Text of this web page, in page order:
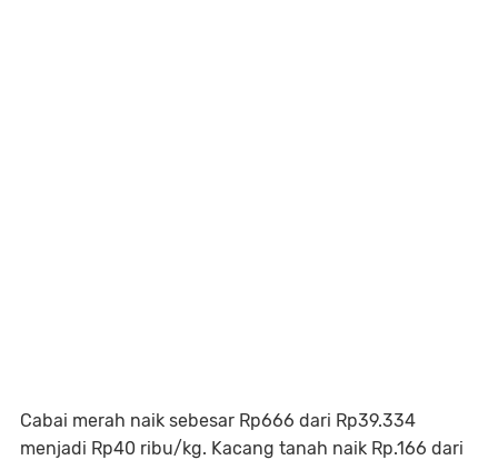
Cabai merah naik sebesar Rp666 dari Rp39.334
menjadi Rp40 ribu/kg. Kacang tanah naik Rp.166 dari